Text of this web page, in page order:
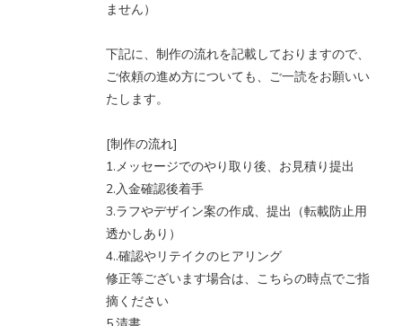
ません）
下記に、制作の流れを記載しておりますので、
ご依頼の進め方についても、ご一読をお願いい
たします。
[制作の流れ]
1.メッセージでのやり取り後、お見積り提出
2.入金確認後着手
3.ラフやデザイン案の作成、提出（転載防止用
透かしあり）
4..確認やリテイクのヒアリング
修正等ございます場合は、こちらの時点でご指
摘ください